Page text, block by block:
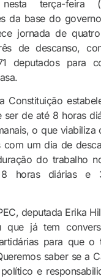
nesta terça-feira
da base do
jornada de
de descanso,
deputados para
Constituição
ser de até 8 horas
o que viabiliza
com um dia de
do trabalho
horas diárias e
deputada Erika
que já tem
para que o
saber se a
e